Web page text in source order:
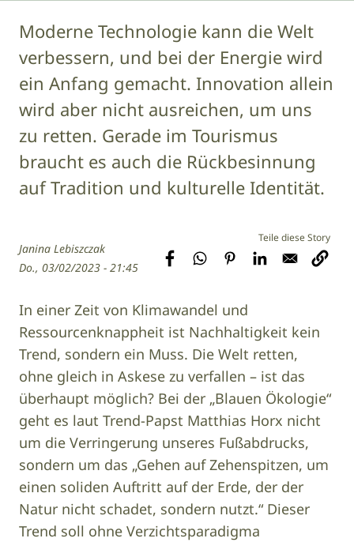
Moderne Technologie kann die Welt
verbessern, und bei der Energie wird
ein Anfang gemacht. Innovation allein
wird aber nicht ausreichen, um uns
zu retten. Gerade im Tourismus
braucht es auch die Rückbesinnung
auf Tradition und kulturelle Identität.
Janina Lebiszczak
Do., 03/02/2023 - 21:45
In einer Zeit von Klimawandel und
Ressourcenknappheit ist Nachhaltigkeit kein
Trend, sondern ein Muss. Die Welt retten,
ohne gleich in Askese zu verfallen – ist das
überhaupt möglich? Bei der „Blauen Ökologie“
geht es laut Trend-Papst Matthias Horx nicht
um die Verringerung unseres Fußabdrucks,
sondern um das „Gehen auf Zehenspitzen, um
einen soliden Auftritt auf der Erde, der der
Natur nicht schadet, sondern nutzt.“ Dieser
Trend soll ohne Verzichtsparadigma